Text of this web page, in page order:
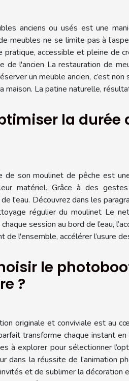
anciens ou usés est une
meubles ne se limite pas à
accessible et pleine de
l'ancien La restauration de
un meuble ancien, c’est
maison. La patine naturelle,
la durée
de son moulinet de pêche est
matériel. Grâce à des
l'eau. Découvrez dans les
régulier du moulinet Le
session au bord de l’eau,
l'ensemble, accélérer l’usure
le
?
originale et conviviale est au
transforme chaque instant
à explorer pour sélectionner
la réussite de l’animation
et de sublimer la